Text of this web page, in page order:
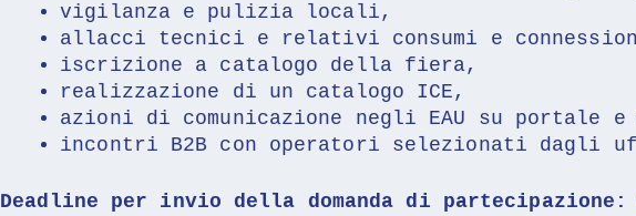
vigilanza e pulizia locali,
allacci tecnici e relativi consumi e
iscrizione a catalogo della fiera,
realizzazione di un catalogo ICE,
azioni di comunicazione negli EAU su portale
incontri B2B con operatori selezionati dagli
Deadline per invio della domanda di